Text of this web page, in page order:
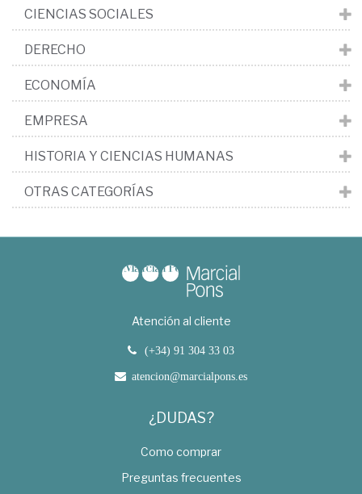
CIENCIAS SOCIALES
DERECHO
ECONOMÍA
EMPRESA
HISTORIA Y CIENCIAS HUMANAS
OTRAS CATEGORÍAS
Atención al cliente
(+34) 91 304 33 03
atencion@marcialpons.es
¿DUDAS?
Como comprar
Preguntas frecuentes